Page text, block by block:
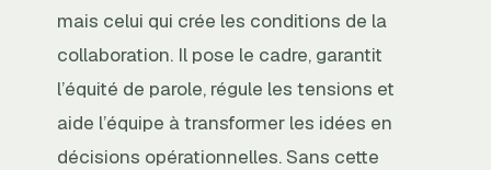
mais celui qui crée les conditions de la
collaboration. Il pose le cadre, garantit
l’équité de parole, régule les tensions et
aide l’équipe à transformer les idées en
décisions opérationnelles. Sans cette